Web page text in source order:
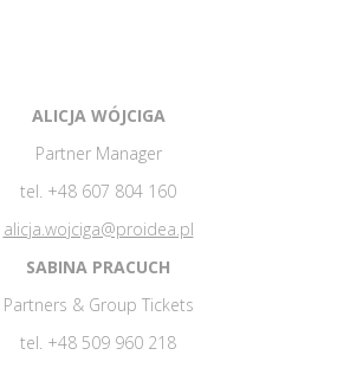
ALICJA WÓJCIGA
Partner Manager
tel. +48 607 804 160
alicja.wojciga@proidea.pl
SABINA PRACUCH
Partners & Group Tickets
tel. +48 509 960 218